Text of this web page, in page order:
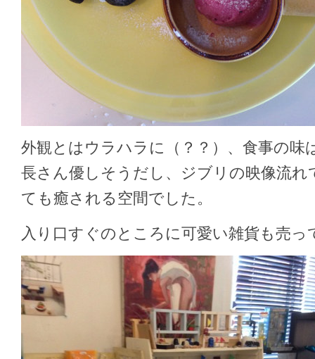
外観とはウラハラに（？？）、食事の味
長さん優しそうだし、ジブリの映像流れ
ても癒される空間でした。
入り口すぐのところに可愛い雑貨も売っ